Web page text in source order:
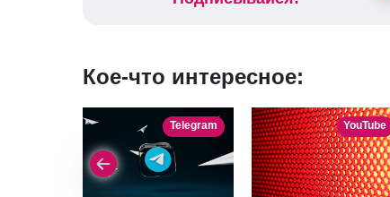
Кое-что интересное:
Telegram YouTube